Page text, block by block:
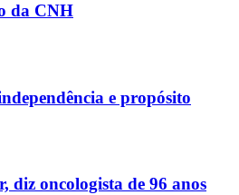
da CNH
e propósito
diz oncologista de 96 anos